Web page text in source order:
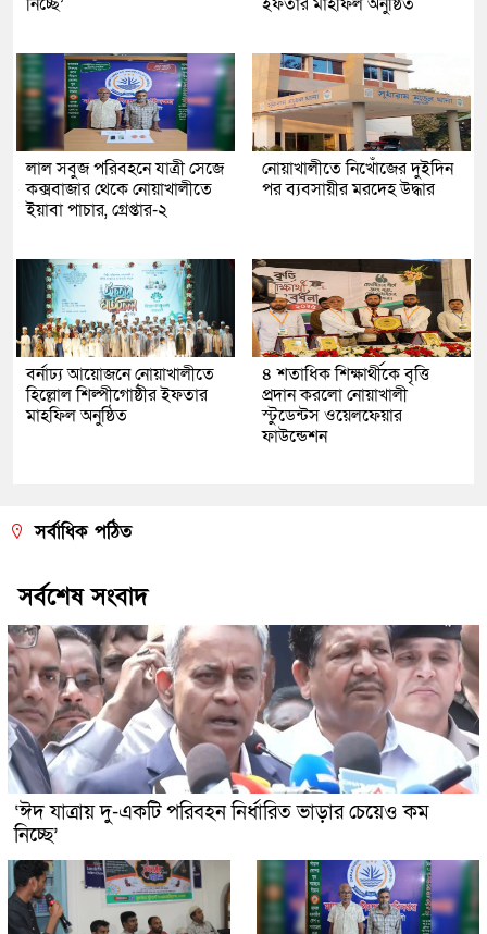
লাল সবুজ পরিবহনে যাত্রী সেজে
কক্সবাজার থেকে নোয়াখালীতে
ইয়াবা পাচার, গ্রেপ্তার-২
নোয়াখালীতে নিখোঁজের দুইদিন
পর ব্যবসায়ীর মরদেহ উদ্ধার
বর্নাঢ্য আয়োজনে নোয়াখালীতে
হিল্লোল শিল্পীগোষ্ঠীর ইফতার
মাহফিল অনুষ্ঠিত
৪ শতাধিক শিক্ষার্থীকে বৃত্তি
প্রদান করলো নোয়াখালী
স্টুডেন্টস ওয়েলফেয়ার
ফাউন্ডেশন
সর্বাধিক পঠিত
সর্বশেষ সংবাদ
‘ঈদ যাত্রায় দু-একটি পরিবহন নির্ধারিত ভাড়ার চেয়েও কম
নিচ্ছে’